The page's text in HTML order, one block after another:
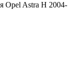
Opel Astra H 2004-